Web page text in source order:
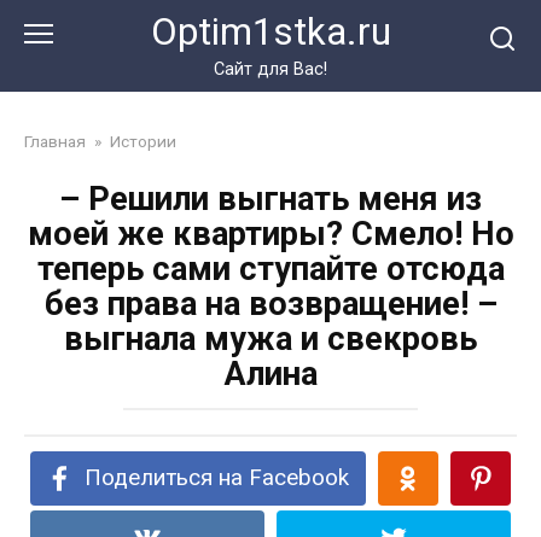
Optim1stka.ru
Сайт для Вас!
Главная » Истории
– Решили выгнать меня из
моей же квартиры? Смело! Но
теперь сами ступайте отсюда
без права на возвращение! –
выгнала мужа и свекровь
Алина
Поделиться на Facebook